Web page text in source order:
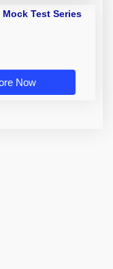
Mock Test Series
Now